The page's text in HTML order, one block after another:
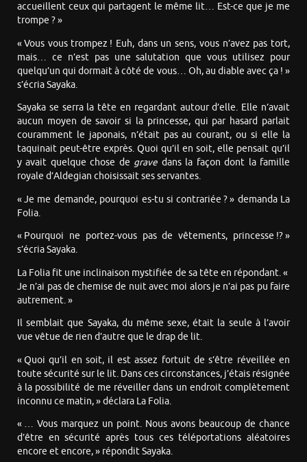
accueillent ceux qui partagent le même lit… Est-ce que je me
trompe ? »
« Vous vous trompez ! Euh, dans un sens, vous n’avez pas tort,
mais… ce n’est pas une salutation que vous utilisez pour
quelqu’un qui dormait à côté de vous… Oh, au diable avec ça ! »
s’écria Sayaka.
Sayaka se serra la tête en regardant autour d’elle. Elle n’avait
aucun moyen de savoir si la princesse, qui par hasard parlait
couramment le japonais, n’était pas au courant, ou si elle la
taquinait peut-être exprès. Quoi qu’il en soit, elle pensait qu’il
y avait quelque chose de grave dans la façon dont la famille
royale d’Aldegian choisissait ses servantes.
« Je me demande, pourquoi es-tu si contrariée ? » demanda La
Folia.
« Pourquoi ne portez-vous pas de vêtements, princesse !? »
s’écria Sayaka.
La Folia fit une inclinaison mystifiée de sa tête en répondant. «
Je n’ai pas de chemise de nuit avec moi alors je n’ai pas pu faire
autrement. »
Il semblait que Sayaka, du même sexe, était la seule à l’avoir
vue vêtue de rien d’autre que le drap de lit.
« Quoi qu’il en soit, il est assez fortuit de s’être réveillée en
toute sécurité sur le lit. Dans ces circonstances, j’étais résignée
à la possibilité de me réveiller dans un endroit complètement
inconnu ce matin, » déclara La Folia.
« … Vous marquez un point. Nous avons beaucoup de chance
d’être en sécurité après tous ces téléportations aléatoires
encore et encore, » répondit Sayaka.